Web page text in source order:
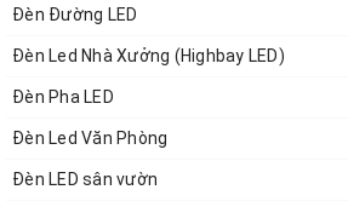
Email: zalaa.vn@gmail.com
Hệ thống Website:
-https://www.zalaa.vn/
Đèn Đường LED
Đèn Led Nhà Xưởng (Highbay LED)
Đèn Pha LED
Đèn Led Văn Phòng
Đèn LED sân vườn